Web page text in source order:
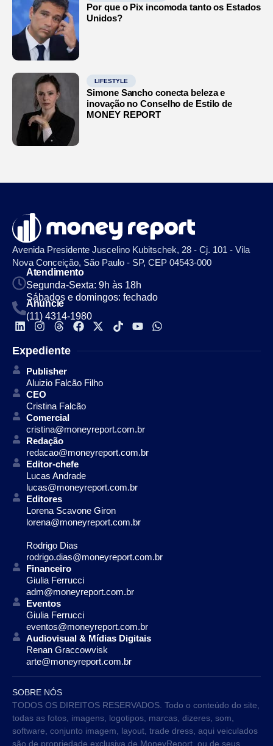
Por que o Pix incomoda tanto os Estados
Unidos?
LIFESTYLE
Simone Sancho conecta beleza e
inovação no Conselho de Estilo de
MONEY REPORT
Avenida Presidente Juscelino Kubitschek, 28 - Cj. 101 - Vila
Nova Conceição, São Paulo - SP, CEP 04543-000
Atendimento
Segunda-Sexta: 9h às 18h
Sábados e domingos: fechado
Anuncie
(11) 4314-1980
Expediente
Publisher
Aluizio Falcão Filho
CEO
Cristina Falcão
Comercial
cristina@moneyreport.com.br
Redação
redacao@moneyreport.com.br
Editor-chefe
Lucas Andrade
lucas@moneyreport.com.br
Editores
Lorena Scavone Giron
lorena@moneyreport.com.br
Rodrigo Dias
rodrigo.dias@moneyreport.com.br
Financeiro
Giulia Ferrucci
adm@moneyreport.com.br
Eventos
Giulia Ferrucci
eventos@moneyreport.com.br
Audiovisual & Mídias Digitais
Renan Graccowvisk
arte@moneyreport.com.br
SOBRE NÓS
TODOS OS DIREITOS RESERVADOS. Todo o conteúdo do site,
todas as fotos, imagens, logotipos, marcas, dizeres, som,
software, conjunto imagem, layout, trade dress, aqui veiculados
são de propriedade exclusiva de MoneyReport. ou de seus